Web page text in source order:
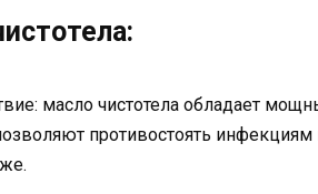
масло чистотела обладает
противостоять инфекциям